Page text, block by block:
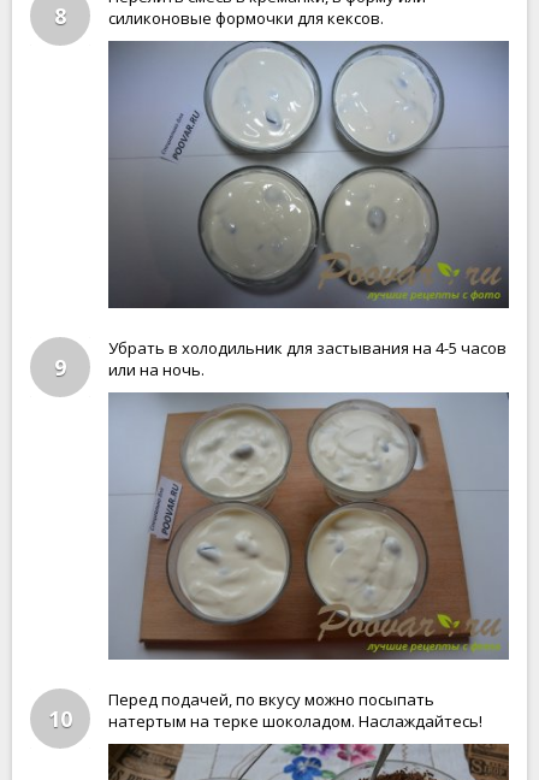
8
силиконовые формочки для кексов.
9
Убрать в холодильник для застывания на 4-5 часов
или на ночь.
10
Перед подачей, по вкусу можно посыпать
натертым на терке шоколадом. Наслаждайтесь!